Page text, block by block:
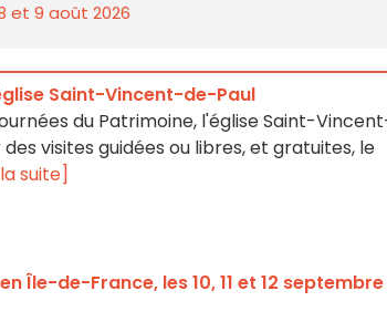
et 9 août 2026
Saint-Vincent-de-Paul
du Patrimoine, l'église Saint-
visites guidées ou libres, et gratuites, le
suite]
Île-de-France, les 10, 11 et 12 septembre